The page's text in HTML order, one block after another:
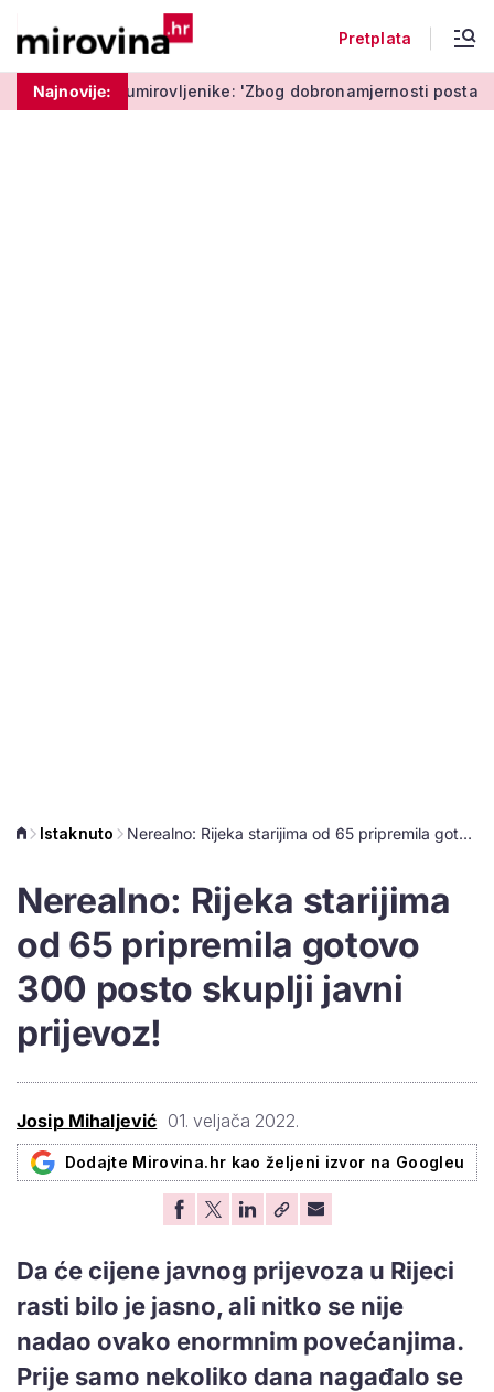
Pretplata
Najnovije:'Zbog dobronamjernosti postaju meta prijevare'
Istaknuto Nerealno: Rijeka starijima od 65 pripremila gotovo 300 posto skuplji javni prijevoz!
Nerealno: Rijeka starijima
od 65 pripremila gotovo
300 posto skuplji javni
prijevoz!
Josip Mihaljević 01. veljača 2022.
Dodajte Mirovina.hr kao željeni izvor na Googleu
Da će cijene javnog prijevoza u Rijeci
rasti bilo je jasno, ali nitko se nije
nadao ovako enormnim povećanjima.
Prije samo nekoliko dana nagađalo se